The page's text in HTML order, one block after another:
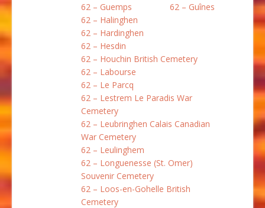
62 – Guemps
62 – Guînes
62 – Halinghen
62 – Hardinghen
62 – Hesdin
62 – Houchin British Cemetery
62 – Labourse
62 – Le Parcq
62 – Lestrem Le Paradis War
Cemetery
62 – Leubringhen Calais Canadian
War Cemetery
62 – Leulinghem
62 – Longuenesse (St. Omer)
Souvenir Cemetery
62 – Loos-en-Gohelle British
Cemetery